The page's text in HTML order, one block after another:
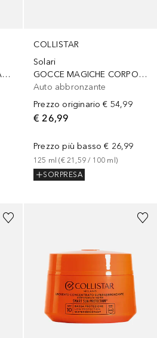
GOCCE MAGICHE VISO AUTOABBRONZANTI
COLLISTAR
Solari
GOCCE MAGICHE CORPO AUTOABBRONZANTI
Auto abbronzante
Prezzo originario € 54,99
€ 26,99
Prezzo più basso € 26,99
125 ml (€ 21,59 / 100 ml )
SORPRESA